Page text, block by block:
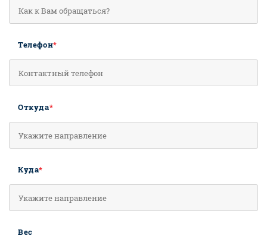
Телефон*
Откуда*
Куда*
Вес